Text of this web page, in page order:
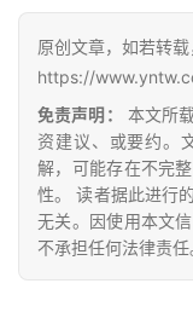
首
页
云
糖
网
公
众
号
原创文章，如若转载
https://
免责声明：
本文所
资建议、或要约。
解，可能存在不完
性。 读者据此进行
无关。因使用本文
不承担任何法律责任